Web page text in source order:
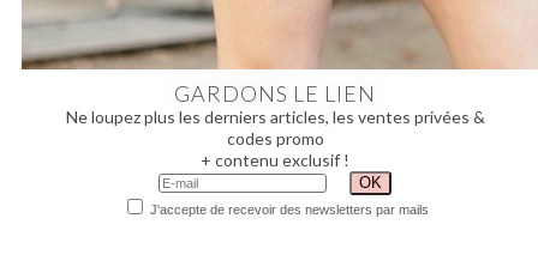
GARDONS LE LIEN
Ne loupez plus les derniers articles, les ventes privées &
codes promo
+ contenu exclusif !
J'accepte de recevoir des newsletters par mails